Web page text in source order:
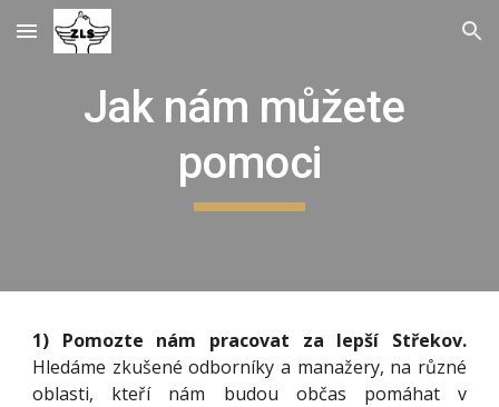
Skip to main content Skip to navigation
Jak nám můžete
pomoci
1) Pomozte nám pracovat za lepší Střekov.
Hledáme zkušené odborníky a manažery, na různé
oblasti, kteří nám budou občas pomáhat v